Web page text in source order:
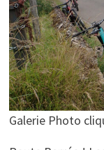
Galerie Photo